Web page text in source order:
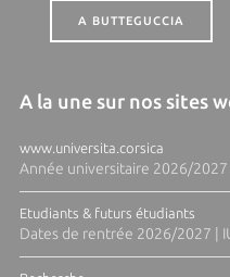
A BUTTEGUCCIA
A la une sur nos sites
www.universita.corsica
Année universitaire 2026/
Etudiants & futurs étudiants
Dates de rentrée 2026/2027 |